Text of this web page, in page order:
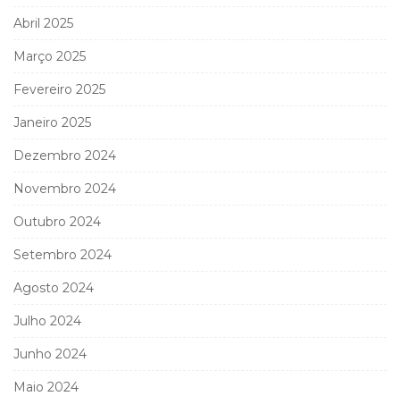
Abril 2025
Março 2025
Fevereiro 2025
Janeiro 2025
Dezembro 2024
Novembro 2024
Outubro 2024
Setembro 2024
Agosto 2024
Julho 2024
Junho 2024
Maio 2024